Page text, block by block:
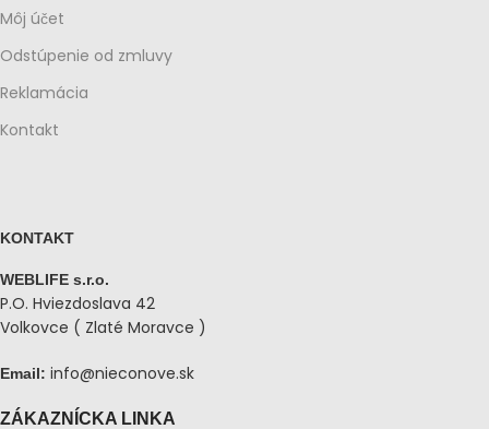
Môj účet
Odstúpenie od zmluvy
Reklamácia
Kontakt
KONTAKT
WEBLIFE s.r.o.
P.O. Hviezdoslava 42
Volkovce ( Zlaté Moravce )
Email: info@nieconove.sk
ZÁKAZNÍCKA LINKA